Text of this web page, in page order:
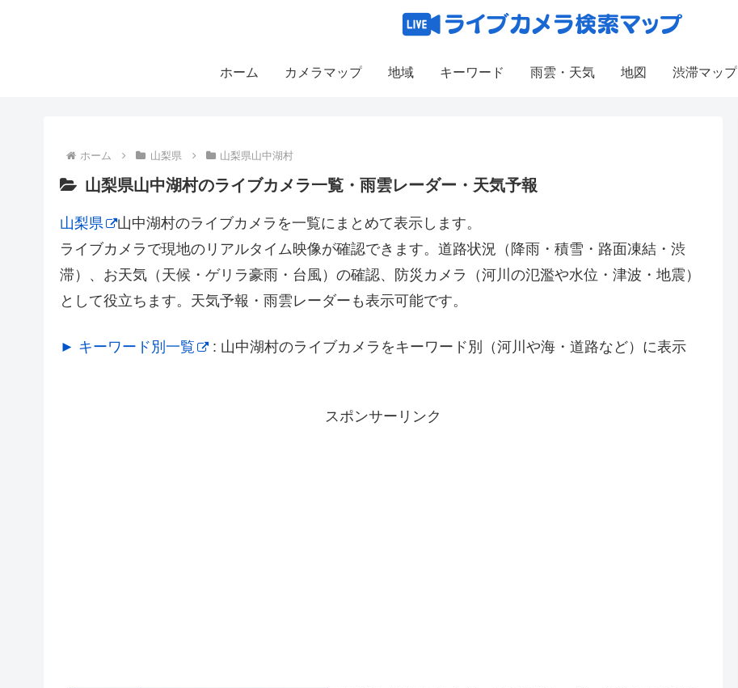
ホーム カメラマップ 地域 キーワード 雨雲・天気 地図 渋滞マップ
ホーム 山梨県 山梨県山中湖村
山梨県山中湖村のライブカメラ一覧・雨雲レーダー・天気予報
山梨県
山中湖村のライブカメラを一覧にまとめて表示します。
ライブカメラで現地のリアルタイム映像が確認できます。道路状況（降雨・積雪・路面凍結・渋
滞）、お天気（天候・ゲリラ豪雨・台風）の確認、防災カメラ（河川の氾濫や水位・津波・地震）
として役立ちます。天気予報・雨雲レーダーも表示可能です。
► キーワード別一覧 : 山中湖村のライブカメラをキーワード別（河川や海・道路など）に表示
スポンサーリンク